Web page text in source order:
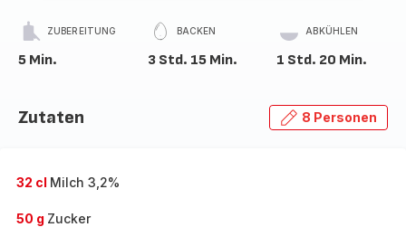
ZUBEREITUNG
5 Min.
BACKEN
3 Std. 15 Min.
ABKÜHLEN
1 Std. 20 Min.
Zutaten 8 Personen
32 cl Milch 3,2%
50 g Zucker